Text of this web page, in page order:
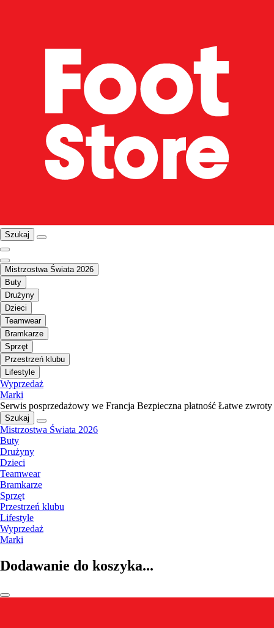
Szukaj
Mistrzostwa Świata 2026
Buty
Drużyny
Dzieci
Teamwear
Bramkarze
Sprzęt
Przestrzeń klubu
Lifestyle
Wyprzedaż
Marki
Serwis posprzedażowy we Francja Bezpieczna płatność Łatwe zwroty
Szukaj
Mistrzostwa Świata 2026
Buty
Drużyny
Dzieci
Teamwear
Bramkarze
Sprzęt
Przestrzeń klubu
Lifestyle
Wyprzedaż
Marki
Dodawanie do koszyka...